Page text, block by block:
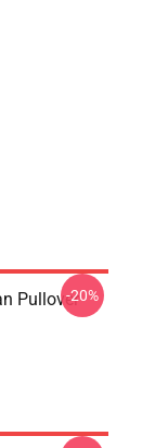
Pullover-20%